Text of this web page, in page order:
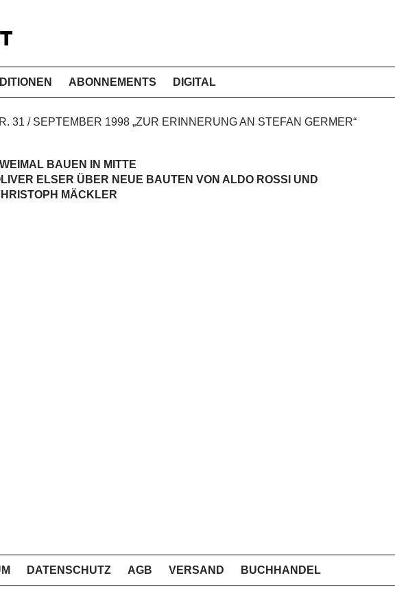
ABONNEMENTS DIGITAL
31 / SEPTEMBER 1998 „ZUR ERINNERUNG AN STEFAN GERMER“
BAUEN IN MITTE
ELSER ÜBER NEUE BAUTEN VON ALDO ROSSI UND
MÄCKLER
DATENSCHUTZ AGB VERSAND BUCHHANDEL